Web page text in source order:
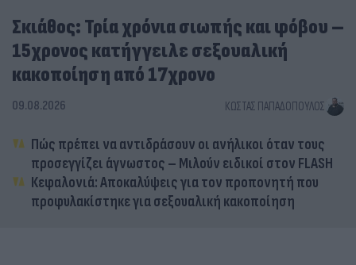
Σκιάθος: Τρία χρόνια σιωπής και φόβου –
15χρονος κατήγγειλε σεξουαλική
κακοποίηση από 17χρονο
09.08.2026 ΚΏΣΤΑΣ ΠΑΠΑΔΌΠΟΥΛΟΣ
Πώς πρέπει να αντιδράσουν οι ανήλικοι όταν τους
προσεγγίζει άγνωστος – Μιλούν ειδικοί στον FLASH
Κεφαλονιά: Αποκαλύψεις για τον προπονητή που
προφυλακίστηκε για σεξουαλική κακοποίηση